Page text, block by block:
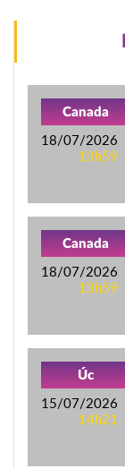
Canada
18/07/2026
13h59
Canada
18/07/2026
13h59
Úc
15/07/2026
14h21